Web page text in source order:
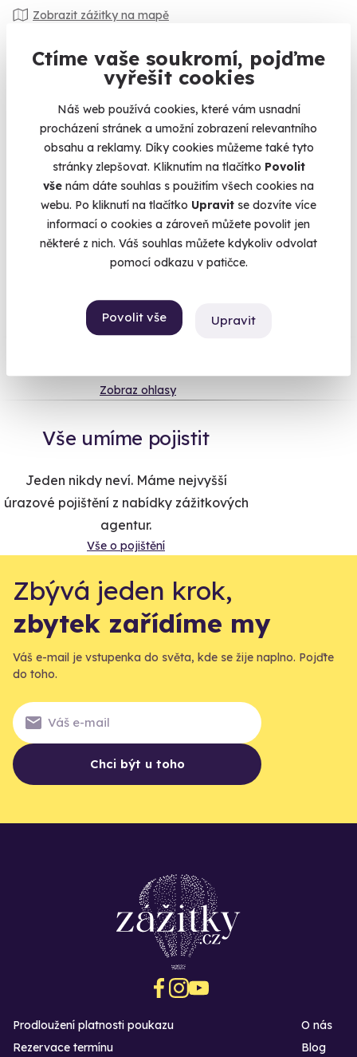
Ctíme vaše soukromí, pojďme
vyřešit cookies
Náš web používá cookies, které vám usnadní
procházení stránek a umožní zobrazení relevantního
obsahu a reklamy. Díky cookies můžeme také tyto
stránky zlepšovat. Kliknutím na tlačítko Povolit
vše nám dáte souhlas s použitím všech cookies na
webu. Po kliknutí na tlačítko Upravit se dozvíte více
informací o cookies a zároveň můžete povolit jen
některé z nich. Váš souhlas můžete kdykoliv odvolat
pomocí odkazu v patičce.
Povolit vše Upravit
Zobrazit zážitky na mapě
nepřekvapí? My věříme, že ano. Jelikož jsme tyto zážitky
pozvedli na jinou úroveň, na virtuální úroveň! Zážitky ve zcela
vaše obzory. Budete létat nad Evropou druhé světové války,
odvracet katastrofu na vesmírné stanici, jako detektiv
proniknete do mysli zločince. Ve virtuální realitě vás čekají i
závody s drony a spousta dalších zážitků. o kterých se vám
ani nesnilo. Máte se rozhodně na co těšit! :)
Naheureka.czmáme
Zobraz ohlasy
Vše umíme pojistit
Jeden nikdy neví. Máme nejvyšší
úrazové pojištění z nabídky zážitkových
agentur.
Vše o pojištění
Zbývá jeden krok,
zbytek zařídíme my
Váš e-mail je vstupenka do světa, kde se žije naplno. Pojďte
do toho.
Chci být u toho
Prodloužení platnosti poukazu
Rezervace termínu
O nás
Blog